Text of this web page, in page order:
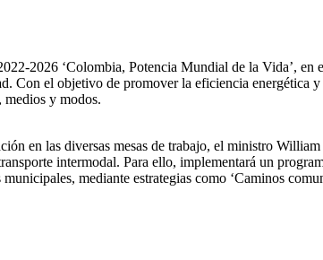
2026 ‘Colombia, Potencia Mundial de la Vida’, en
Con el objetivo de promover la eficiencia energética
medios y modos.
en las diversas mesas de trabajo, el ministro
intermodal. Para ello, implementará un
mediante estrategias como ‘Caminos